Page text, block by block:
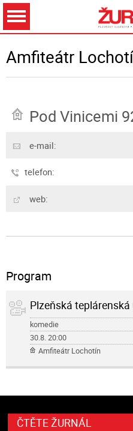
Amfiteátr
Pod Vinicemi
e-mail:
telefon:
web:
Program
Plzeňská
komedie
30.8.20:00
Amfiteátr Lochotín
ČTĚTE ŽURNÁL